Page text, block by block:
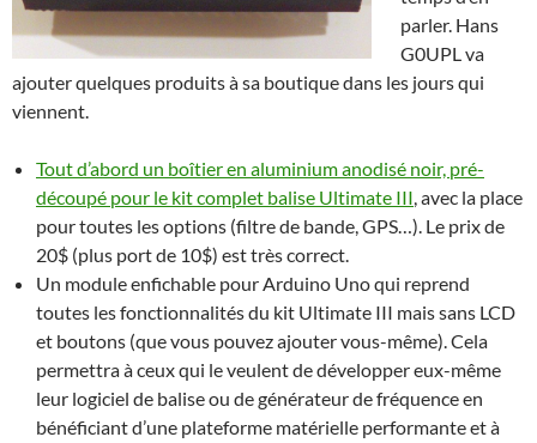
parler. Hans
G0UPL va
ajouter quelques produits à sa boutique dans les jours qui
viennent.
Tout d’abord un boîtier en aluminium anodisé noir, pré-
découpé pour le kit complet balise Ultimate III, avec la place
pour toutes les options (filtre de bande, GPS…). Le prix de
20$ (plus port de 10$) est très correct.
Un module enfichable pour Arduino Uno qui reprend
toutes les fonctionnalités du kit Ultimate III mais sans LCD
et boutons (que vous pouvez ajouter vous-même). Cela
permettra à ceux qui le veulent de développer eux-même
leur logiciel de balise ou de générateur de fréquence en
bénéficiant d’une plateforme matérielle performante et à